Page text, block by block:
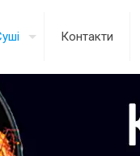
Контакти